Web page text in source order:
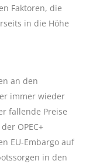
Faktoren, die
in die Höhe
an den
immer wieder
fallende Preise
OPEC+
EU-Embargo auf
in den